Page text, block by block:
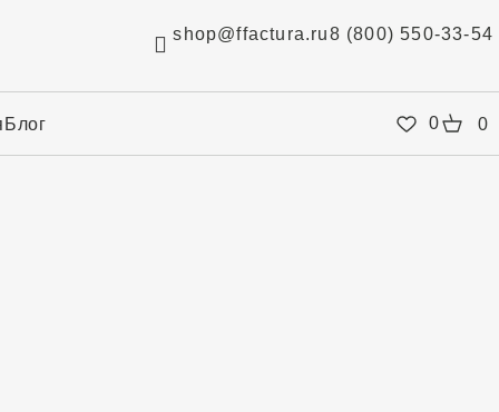
shop@ffactura.ru8 (800) 550-33-54
Блог 0 0